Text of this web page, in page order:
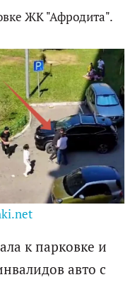
ЖК "Афродита".
к парковке и
авто с